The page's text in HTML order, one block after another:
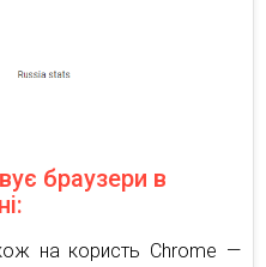
браузери в
на користь Chrome —